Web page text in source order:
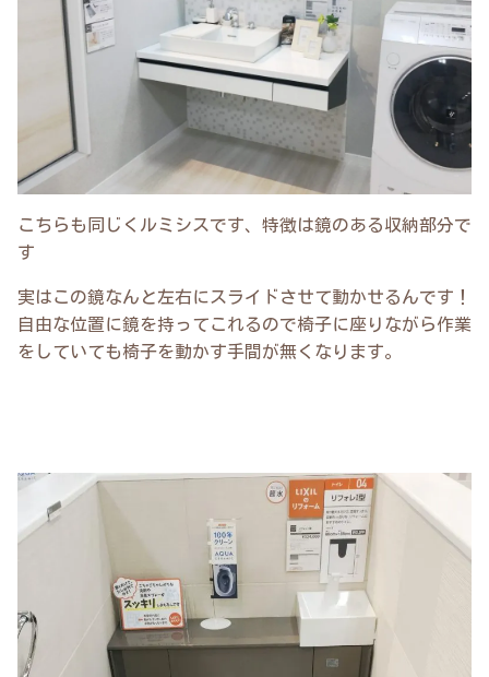
こちらも同じくルミシスです、特徴は鏡のある収納部分で
す
実はこの鏡なんと左右にスライドさせて動かせるんです！
自由な位置に鏡を持ってこれるので椅子に座りながら作業
をしていても椅子を動かす手間が無くなります。